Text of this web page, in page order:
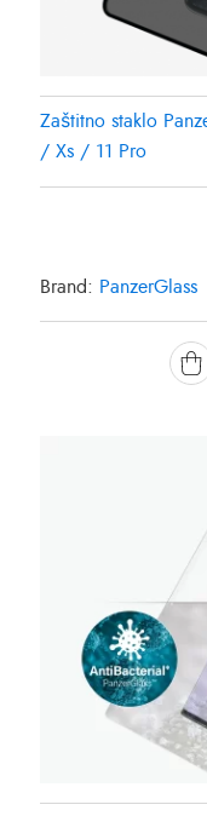
Zaštitno staklo
/ Xs / 11 Pro
Brand: PanzerGlass